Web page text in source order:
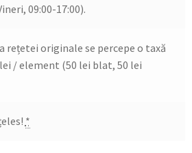
09:00-17:00).
rețetei originale se percepe o taxă
/ element (50 lei blat, 50 lei
*